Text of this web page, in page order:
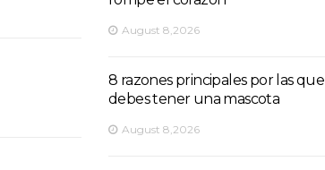
August 8,2026
8 razones principales por las que
debes tener una mascota
August 8,2026